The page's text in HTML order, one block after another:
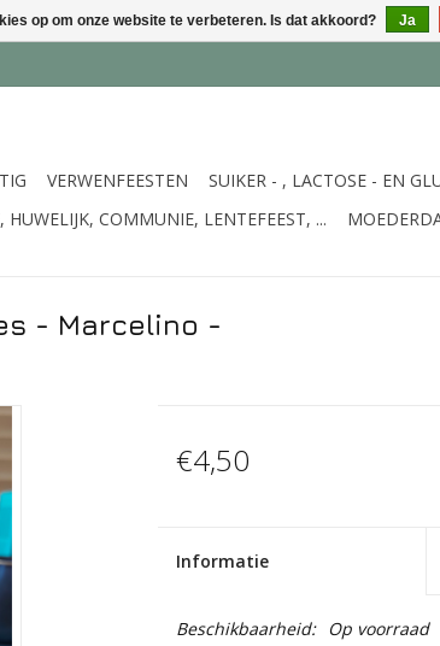
VERWENFEESTEN SUIKER - , LACTOSE - EN
COMMUNIE, LENTEFEEST, ...
- Marcelino -
€4,50
Informatie
Beschikbaarheid:
Op voorraad
op om onze website te verbeteren. Is dat akkoord? Ja